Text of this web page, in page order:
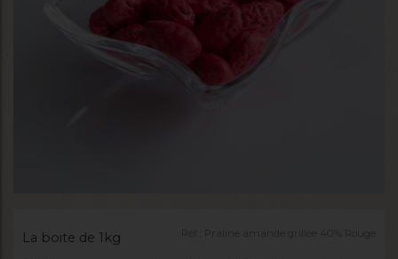
La boite de 1kg